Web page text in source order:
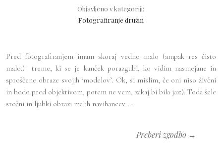
Objavljeno v kategoriji:
Fotografiranje družin
Pred fotografiranjem imam skoraj vedno malo (ampak res čisto
malo:) treme, ki se je kanček porazgubi, ko vidim nasmejane in
sproščene obraze svojih ‘modelov’. Ok, si mislim, če oni niso živčni
in bodo pred objektivom, potem ne vem, zakaj bi bila jaz:). Toda šele
srečni in ljubki obrazi malih navihancev ...
Preberi zgodbo →